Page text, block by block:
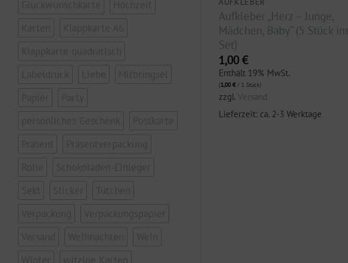
Glückwunschkarte
Hochzeit
Karten
Klappkarte A6
Klappkarte quadratisch
Labeldruck
Liebe
Mitbringsel
Papier
Party
persönliches Geschenk
Postkarte
Präsent
Präsentverpackung
Rolle
Schokoladen-Einleger
Sekt
Sticker
Tütchen
Verpackung
Verpackungspapier
Versand
Weihnachten
Wein
Winter
witzige Karten
Aufkleber „Herz – Junge,
Mädchen, Baby“ (5 Stück im
Set)
1,00 €
Enthält 19% MwSt.
(1,00€/ 1 Stück)
zzgl. Versand
Lieferzeit: ca. 2-3 Werktage
rosa“ (5
Aufkleber „Happiness
inside“ (5 Stück im Set)
1,00€
Enthält 19% MwSt.
zzgl.Versand
Lieferzeit: ca. 2-3 Werktage